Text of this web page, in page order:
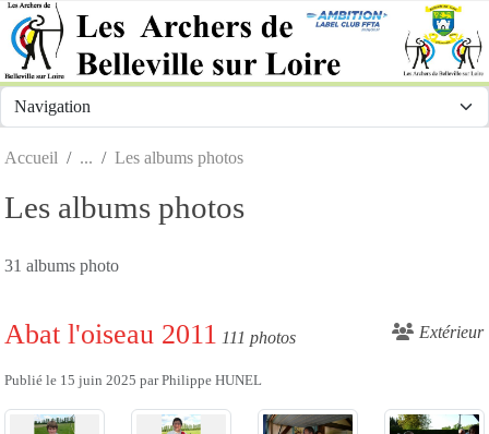
Accueil Les albums photos
Les albums photos
31 albums photo
Abat l'oiseau 2011 111 photos Extérieur
Publié le 15 juin 2025 parPhilippe HUNEL
Panneau de gestion des cookies